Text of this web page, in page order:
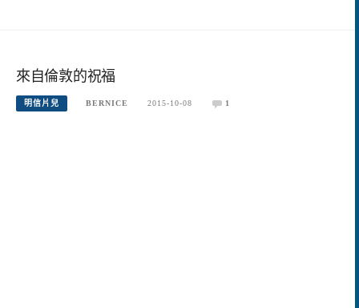
來自倫敦的祝福
明信片兒 BERNICE 2015-10-08 1